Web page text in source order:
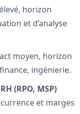
horizon
et d’analyse
moyen, horizon
ingénierie.
(RPO, MSP)
et marges